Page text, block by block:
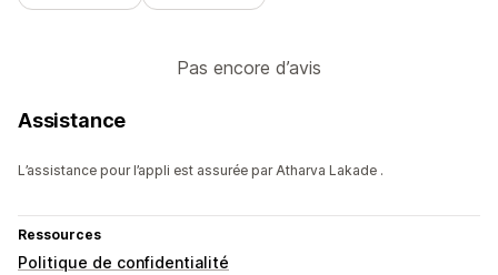
Pas encore d’avis
Assistance
L’assistance pour l’appli est assurée par Atharva Lakade .
Ressources
Politique de confidentialité